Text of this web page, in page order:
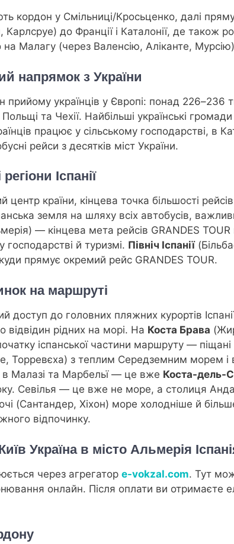
кордон у Смільниці/Кросьценко, далі
до Франції і Каталонії, де також
Малагу (через Валенсію, Аліканте,
напрямок з України
прийому українців у Європі: понад
та Чехії. Найбільші українські
працює у сільському господарстві, в
рейси з десятків міст України.
Іспанії
центр країни, кінцева точка більшості
земля на шляху всіх автобусів,
— кінцева мета рейсів GRANDES TOUR
господарстві й туризмі. Північ Іспанії
прямує окремий рейс GRANDES TOUR.
на маршруті
до головних пляжних курортів
відвідин рідних на морі. На Костa Брава
іспанської частини маршруту —
Торревєха) з теплим Середземним морем
в Малазі та Марбельї — це вже Коста-дель-
Севілья — це вже не море, а столиця
(Сантандер, Хіхон) море холодніше й
відпочинку.
Україна в місто Альмерія
через агрегатор e-vokzal.com. Тут
онлайн. Після оплати ви отримаєте